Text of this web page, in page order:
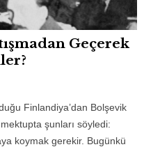
Geçerek
Finlandiya’dan Bolşevik
şunları söyledi:
koymak gerekir. Bugünkü